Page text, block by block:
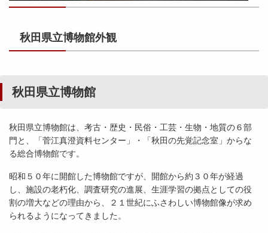
秋田県立博物館外観
秋田県立博物館
秋田県立博物館は、考古・歴史・民俗・工芸・生物・地質の６部
門と、「菅江真澄資料センター」・「秋田の先覚記念室」からな
る総合博物館です。
昭和５０年に開館した博物館ですが、開館から約３０年が経過
し、施設の老朽化、調査研究の進展、生涯学習の拠点としての役
割の増大などの理由から、２１世紀にふさわしい博物館像が求め
られるようになってきました。